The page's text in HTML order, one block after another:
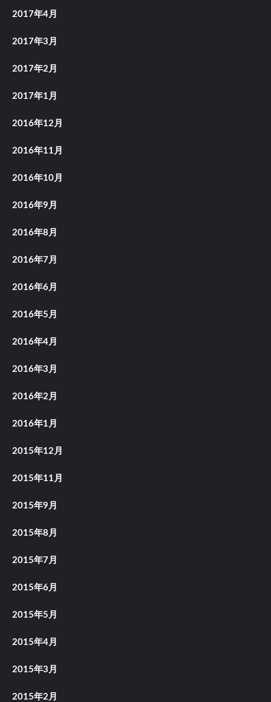
2017年4月
2017年3月
2017年2月
2017年1月
2016年12月
2016年11月
2016年10月
2016年9月
2016年8月
2016年7月
2016年6月
2016年5月
2016年4月
2016年3月
2016年2月
2016年1月
2015年12月
2015年11月
2015年9月
2015年8月
2015年7月
2015年6月
2015年5月
2015年4月
2015年3月
2015年2月